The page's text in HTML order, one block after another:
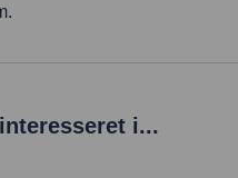
i...